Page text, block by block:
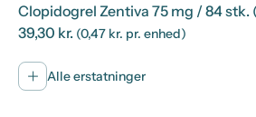
Clopidogrel Zentiva 75 mg / 84
39,30 kr. (0,47 kr. pr. enhed)
Alle erstatninger